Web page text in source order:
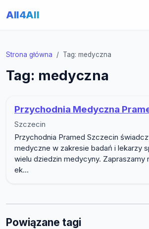
All4All
Strona główna Tag: medyczna
Tag: medyczna
Przychodnia Medyczna
Szczecin
Przychodnia Pramed Szczecin
medyczne w zakresie badań i lekarzy
wielu dziedzin medycyny. Zapraszamy
ek...
Powiązane tagi